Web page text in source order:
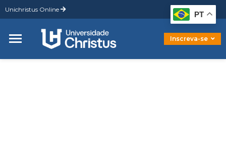
Unichristus Online
Inscreva-se
Graduação
Pós-Graduação
Mestrado
Doutorado
PT